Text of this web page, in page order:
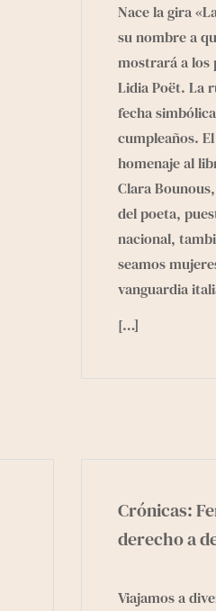
Nace la gira
su nombre a
mostrará a los
Lidia Poët. La
fecha
cumpleaños.
homenaje al
Clara
del poeta,
nacional,
seamos
vanguardia
[…]
Crónicas:
derecho a
Viajamos a